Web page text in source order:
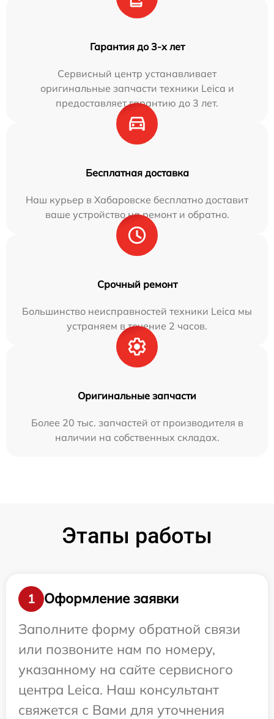
Гарантия до 3-х лет
Сервисный центр устанавливает
оригинальные запчасти техники Leica и
предоставляет гарантию до 3 лет.
Бесплатная доставка
Наш курьер в Хабаровске бесплатно доставит
ваше устройство на ремонт и обратно.
Срочный ремонт
Большинство неисправностей техники Leica мы
устраняем в течение 2 часов.
Оригинальные запчасти
Более 20 тыс. запчастей от производителя в
наличии на собственных складах.
Этапы работы
1
Оформление заявки
Заполните форму обратной связи
или позвоните нам по номеру,
указанному на сайте сервисного
центра Leica. Наш консультант
свяжется с Вами для уточнения